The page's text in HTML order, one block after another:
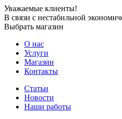
Уважаемые клиенты!
В связи с нестабильной
Выбрать магазин
О нас
Услуги
Магазин
Контакты
Статьи
Новости
Наши работы